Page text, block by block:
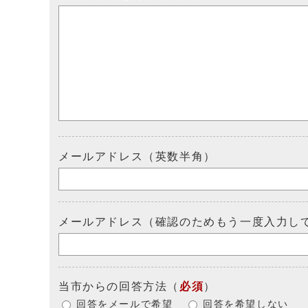
メールアドレス（英数半角）
メールアドレス（確認のためもう一度入力し
当市からの回答方法 （ 必須）
回答をメールで希望 回答を希望しない